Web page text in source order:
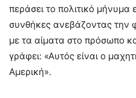
περάσει το πολιτικό μήνυμα
συνθήκες ανεβάζοντας την
με τα αίματα στο πρόσωπο
γράφει: «Αυτός είναι ο
Αμερική».